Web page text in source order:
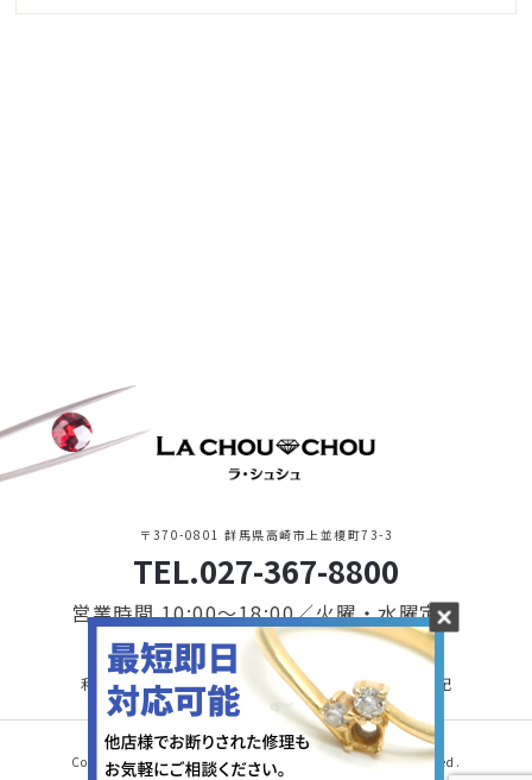
〒370-0801 群馬県高崎市上並榎町73-3
TEL.027-367-8800
営業時間 10:00〜18:00／火曜・水曜定休
利用規約・プライバシーポリシー特定商取引に基づく表記
Copyright © 2021 LA CHOU CHOU. All Rights Reserved.